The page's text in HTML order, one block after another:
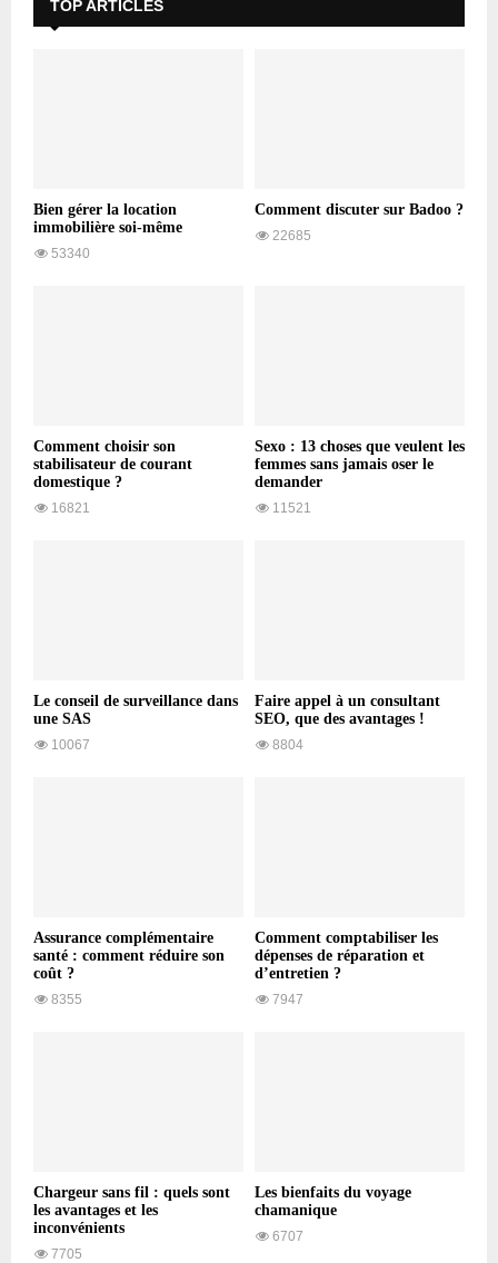
TOP ARTICLES
Bien gérer la location
immobilière soi-même
53340
Comment discuter sur Badoo ?
22685
Comment choisir son
stabilisateur de courant
domestique ?
16821
Sexo : 13 choses que veulent les
femmes sans jamais oser le
demander
11521
Le conseil de surveillance dans
une SAS
10067
Faire appel à un consultant
SEO, que des avantages !
8804
Assurance complémentaire
santé : comment réduire son
coût ?
8355
Comment comptabiliser les
dépenses de réparation et
d’entretien ?
7947
Chargeur sans fil : quels sont
les avantages et les
inconvénients
7705
Les bienfaits du voyage
chamanique
6707